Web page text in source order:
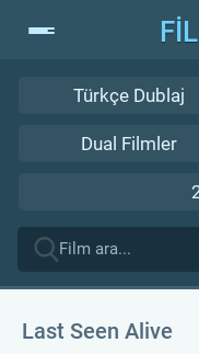
Türkçe Dublaj
Dual Filmler
Last Seen Alive